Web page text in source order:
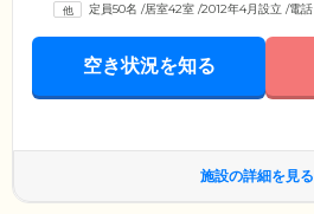
定員50名 /居室42室 /2012年4月設立 /電話
空き状況を知る
施設の詳細を見る